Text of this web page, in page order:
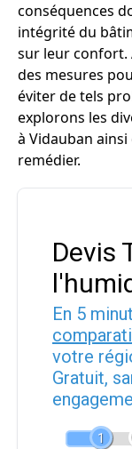
conséquences
intégrité du
sur leur confort.
des mesures
éviter de tels
explorons les
à Vidauban
remédier.
Devis
En 5
votre
Gratuit,
1